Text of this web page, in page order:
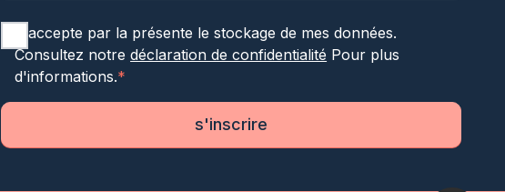
J'accepte par la présente le stockage de mes données.
Consultez notredéclaration de confidentialité Pour plus
d'informations.*
s'inscrire